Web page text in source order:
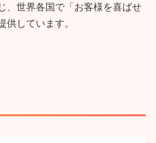
町店】7月30日 17:00 グラ
・大崎市初導入!来店する
、世界各国で「お客様を喜ばせ
供しています。